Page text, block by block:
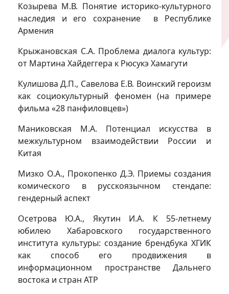
Козырева М.В. Понятие историко-культурного
наследия и его сохранение в Республике
Армения
Крыжановская С.А. Проблема диалога культур:
от Мартина Хайдеггера к Рюсукэ Хамагути
Кулишова Д.П., Савелова Е.В. Воинский героизм
как социокультурный феномен (на примере
фильма «28 панфиловцев»)
Маниковская М.А. Потенциал искусства в
межкультурном взаимодействии России и
Китая
Мизко О.А., Прокопенко Д.Э. Приемы создания
комического в русскоязычном стендапе:
гендерный аспект
Осетрова Ю.А., Якутин И.А. К 55-летнему
юбилею Хабаровского государственного
института культуры: создание брендбука ХГИК
как способ его продвижения в
информационном пространстве Дальнего
востока и стран АТР